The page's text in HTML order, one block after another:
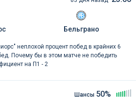
Бельграно
неплохой процент побед в крайних 6
Почему бы в этом матче не победить
на П1 - 2
Шансы 50%